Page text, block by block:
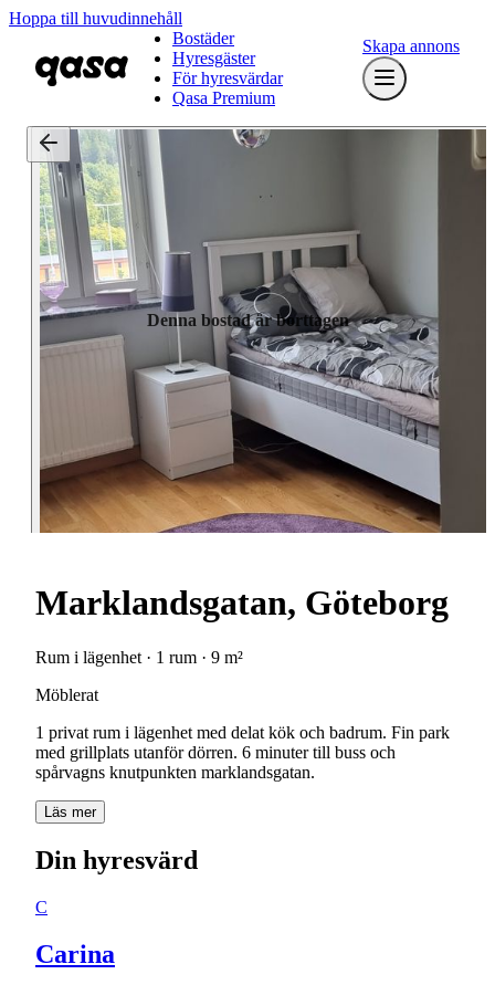
Hoppa till huvudinnehåll
Bostäder
Hyresgäster
För hyresvärdar
Qasa Premium
Skapa annons
Denna bostad är borttagen
Marklandsgatan, Göteborg
Rum i lägenhet · 1 rum · 9 m²
Möblerat
1 privat rum i lägenhet med delat kök och badrum. Fin park
med grillplats utanför dörren. 6 minuter till buss och
spårvagns knutpunkten marklandsgatan.
Läs mer
Din hyresvärd
C
Carina